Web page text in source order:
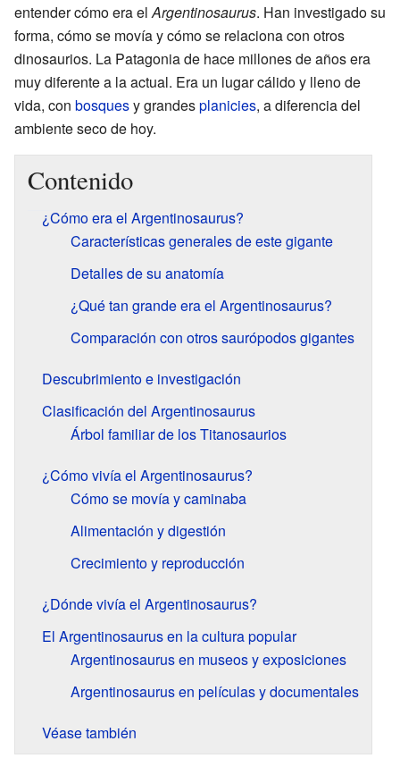
entender cómo era elArgentinosaurus. Han investigado su
forma, cómo se movía y cómo se relaciona con otros
dinosaurios. La Patagonia de hace millones de años era
muy diferente a la actual. Era un lugar cálido y lleno de
vida, con bosquesy grandesplanicies, a diferencia del
ambiente seco de hoy.
Contenido
¿Cómo era el Argentinosaurus?
Características generales de este gigante
Detalles de su anatomía
¿Qué tan grande era el Argentinosaurus?
Comparación con otros saurópodos gigantes
Descubrimiento e investigación
Clasificación del Argentinosaurus
Árbol familiar de los Titanosaurios
¿Cómo vivía el Argentinosaurus?
Cómo se movía y caminaba
Alimentación y digestión
Crecimiento y reproducción
¿Dónde vivía el Argentinosaurus?
El Argentinosaurus en la cultura popular
Argentinosaurus en museos y exposiciones
Argentinosaurus en películas y documentales
Véase también